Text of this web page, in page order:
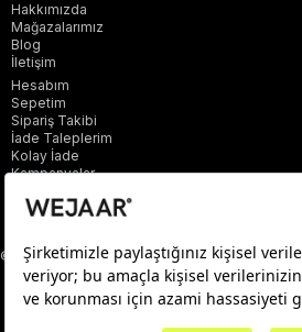
Hakkımızda
Mağazalarımız
Blog
İletişim
Hesabım
Sepetim
Sipariş Takibi
İade Taleplerim
Kolay İade
Kampanyalar
© 2025 wejaar.com.tr. tüm hakları saklıdır.